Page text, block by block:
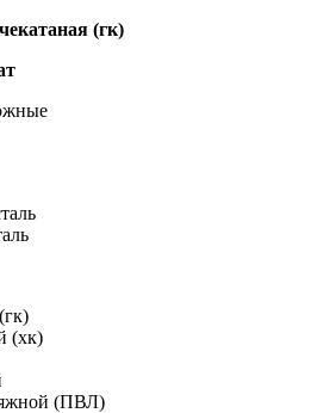
(гк)
(хк)
(ПВЛ)